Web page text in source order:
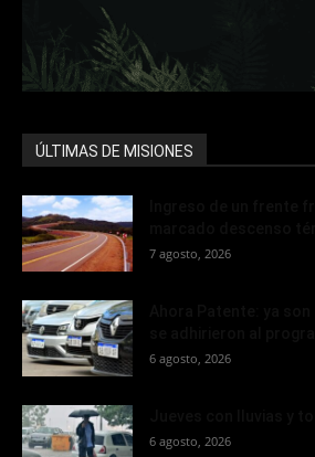
ÚLTIMAS DE MISIONES
7 agosto, 2026
6 agosto, 2026
6 agosto, 2026